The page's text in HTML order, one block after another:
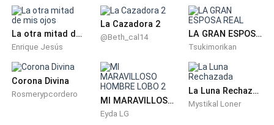
La otra mitad de mis ojos
Enrique Jesús
La Cazadora 2
@Beth_cal14 LA GRAN ESPOSA REAL
Tsukimorikan
Corona Divina
Rosmerypcordero
MI MARAVILLOSO HOMBRE LOBO 2
Eyda LG
La Luna Rechazada
Mystikal Loner